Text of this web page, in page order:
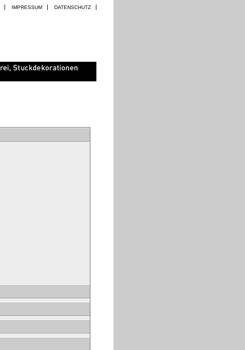
IMPRESSUM DATENSCHUTZ